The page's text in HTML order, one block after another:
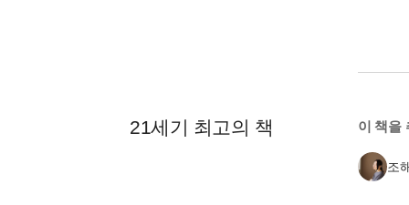
21세기 최고의 책 이 책을
조